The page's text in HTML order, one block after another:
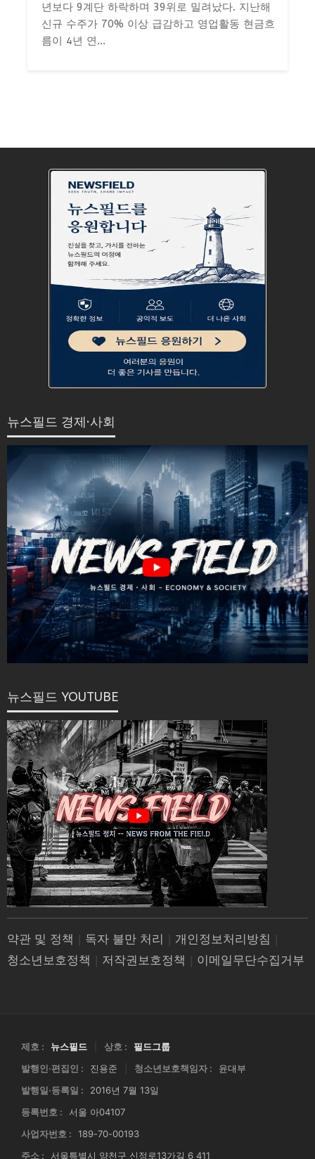
년보다 9계단 하락하며 39위로 밀려났다. 지난해
신규 수주가 70% 이상 급감하고 영업활동 현금흐
름이 4년 연...
뉴스필드 경제·사회
뉴스필드 YOUTUBE
약관 및 정책 | 독자 불만 처리 | 개인정보처리방침 |
청소년보호정책 | 저작권보호정책 | 이메일무단수집거부
제호 : 뉴스필드 상호 :
필드그룹
발행인·편집인 :
진용준 청소년보호책임자 :
윤대부
발행일·등록일 :
2016년 7월 13일
등록번호 :
서울 아04107
사업자번호 :
189-70-00193
주소 :
서울특별시 양천구 신정로13가길 6 411